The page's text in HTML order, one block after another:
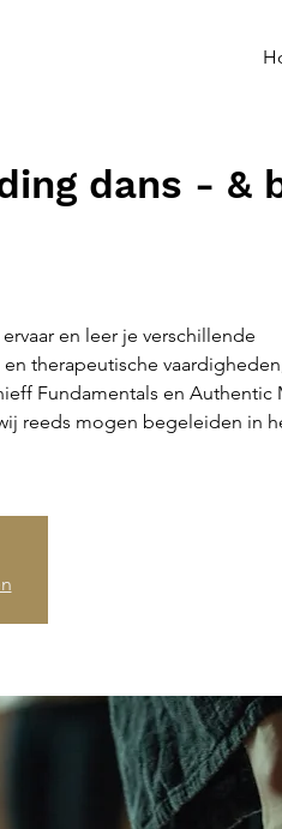
dans - &
en leer je verschillende
therapeutische
Fundamentals en Authentic
reeds mogen begeleiden in